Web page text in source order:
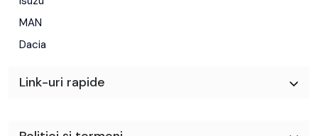
MAN
Dacia
Link-uri rapide